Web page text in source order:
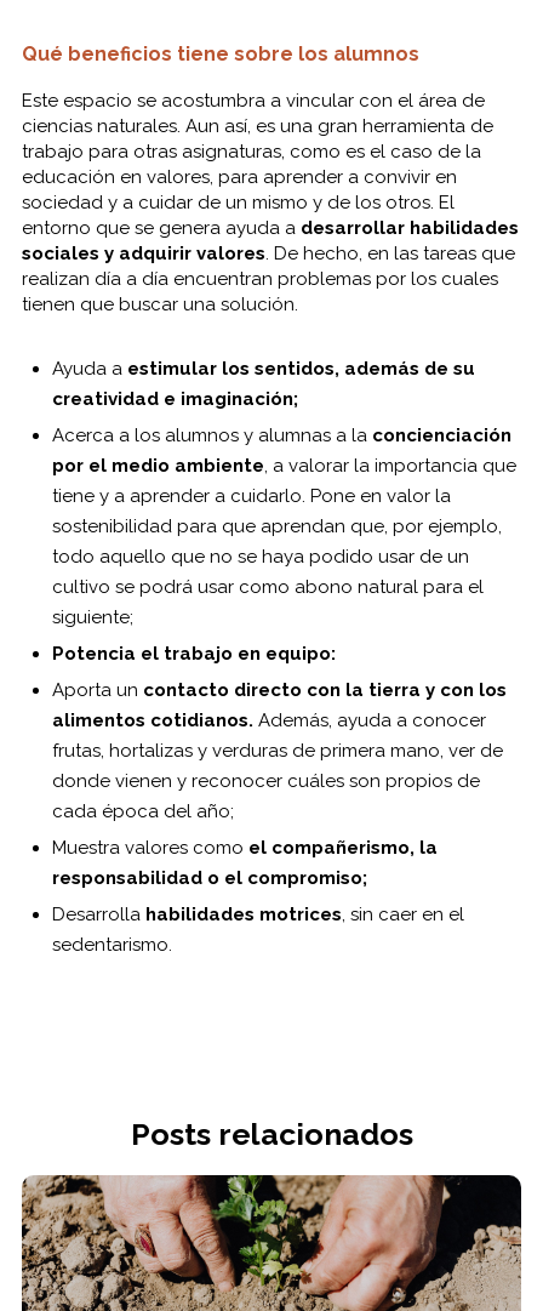
Qué beneficios tiene sobre los alumnos
Este espacio se acostumbra a vincular con el área de
ciencias naturales. Aun así, es una gran herramienta de
trabajo para otras asignaturas, como es el caso de la
educación en valores, para aprender a convivir en
sociedad y a cuidar de un mismo y de los otros. El
entorno que se genera ayuda a desarrollar habilidades
sociales y adquirir valores. De hecho, en las tareas que
realizan día a día encuentran problemas por los cuales
tienen que buscar una solución.
Ayuda a estimular los sentidos, además de su
creatividad e imaginación;
Acerca a los alumnos y alumnas a la concienciación
por el medio ambiente, a valorar la importancia que
tiene y a aprender a cuidarlo. Pone en valor la
sostenibilidad para que aprendan que, por ejemplo,
todo aquello que no se haya podido usar de un
cultivo se podrá usar como abono natural para el
siguiente;
Potencia el trabajo en equipo:
Aporta un contacto directo con la tierra y con los
alimentos cotidianos. Además, ayuda a conocer
frutas, hortalizas y verduras de primera mano, ver de
donde vienen y reconocer cuáles son propios de
cada época del año;
Muestra valores como el compañerismo, la
responsabilidad o el compromiso;
Desarrolla habilidades motrices, sin caer en el
sedentarismo.
Posts relacionados